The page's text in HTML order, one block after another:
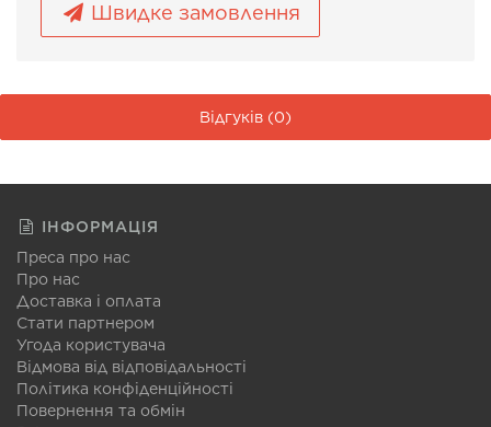
Швидке замовлення
Відгуків (0)
ІНФОРМАЦІЯ
Преса про нас
Про нас
Доставка і оплата
Стати партнером
Угода користувача
Відмова від відповідальності
Політика конфіденційності
Повернення та обмін